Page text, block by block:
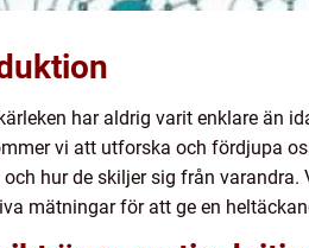
har aldrig varit enklare än
vi att utforska och fördjupa
hur de skiljer sig från
mätningar för att ge en